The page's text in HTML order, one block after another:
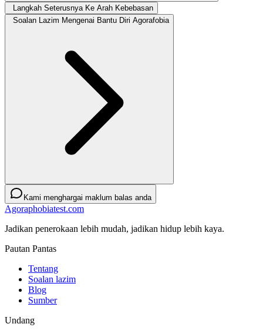
Langkah Seterusnya Ke Arah Kebebasan
Soalan Lazim Mengenai Bantu Diri Agorafobia
Kami menghargai maklum balas anda
Agoraphobiatest.com
Jadikan penerokaan lebih mudah, jadikan hidup lebih kaya.
Pautan Pantas
Tentang
Soalan lazim
Blog
Sumber
Undang